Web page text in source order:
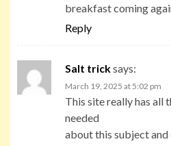
breakfast coming
Reply
Salt tricksays:
March 19, 2025 at 5:02 pm
This site really has all
needed
about this subject and